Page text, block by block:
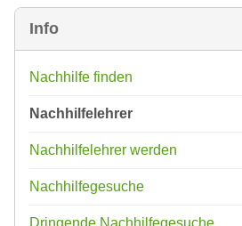
Info
Nachhilfe finden
Nachhilfelehrer
Nachhilfelehrer werden
Nachhilfegesuche
Dringende Nachhilfegesuche